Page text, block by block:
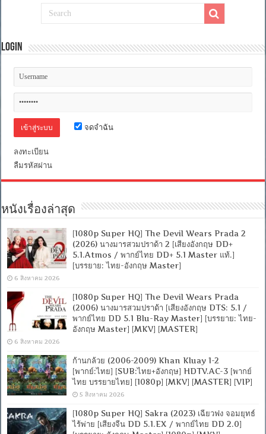
WEB-
DL.H.265
[พากย์
[1080p]
Login
จดจำฉัน
ลงทะเบียน
ลืมรหัสผ่าน
หนังเรื่องล่าสุด
[1080p Super HQ] The Devil Wears Prada 2
(2026) นางมารสวมปราด้า 2 [เสียงอังกฤษ DD+
5.1.Atmos / พากย์ไทย DD+ 5.1 Master แท้.]
[บรรยาย: ไทย-อังกฤษ Master]
6 สิงหาคม 2026
[1080p Super HQ] The Devil Wears Prada
(2006) นางมารสวมปราด้า [เสียงอังกฤษ DTS: 5.1 /
พากย์ไทย DD 5.1 Blu-Ray Master] [บรรยาย: ไทย-
อังกฤษ Master] [MKV] [MASTER]
6 สิงหาคม 2026
ก้านกล้วย (2006-2009) Khan Kluay 1-2
[พากย์:ไทย] [SUB:ไทย+อังกฤษ] HDTV.AC-3 [พากย์
ไทย บรรยายไทย] [1080p] [MKV] [MASTER] [VIP]
5 สิงหาคม 2026
[1080p Super HQ] Sakra (2023) เฉียวฟง จอมยุทธ์
ไร้พ่าย [เสียงจีน DD 5.1.EX / พากย์ไทย DD 2.0]